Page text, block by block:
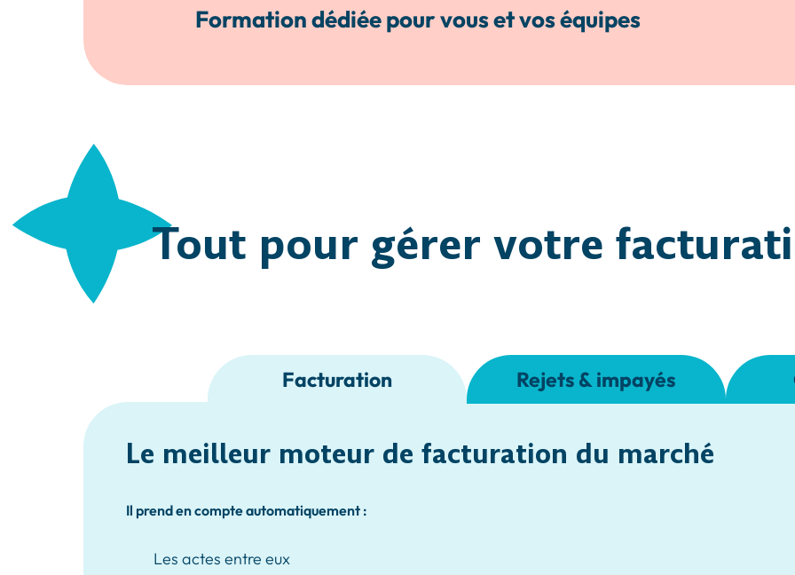
Formation dédiée pour vous et vos équipes
Tout pour gérer votre
Facturation Rejets & impayés
Le meilleur moteur de facturation du marché
Il prend en compte automatiquement :
Les actes entre eux